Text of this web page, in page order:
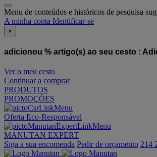
Menu de conteúdos e históricos de pesquisa
A minha conta Identificar-se
×
adicionou % artigo(s) ao seu cesto :
Ver o meu cesto
Continuar a comprar
PRODUTOS
PROMOÇÕES
Oferta Eco-Responsável
MANUTAN EXPERT
Siga a sua encomenda Pedir de orçamento 214